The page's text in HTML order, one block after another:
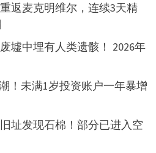
返麦克明维尔，连续3天精
墟中埋有人类遗骸！ 2026年
！未满1岁投资账户一年暴增
址发现石棉！部分已进入空